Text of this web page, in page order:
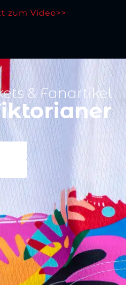
zum Video>>
& Fanartikel